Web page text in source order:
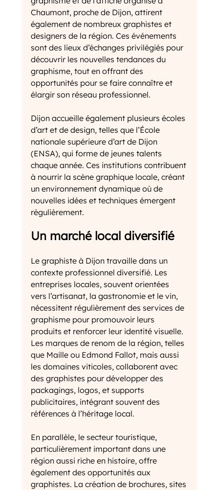
Chaumont, proche de Dijon, attirent
également de nombreux graphistes et
designers de la région. Ces événements
sont des lieux d’échanges privilégiés pour
découvrir les nouvelles tendances du
graphisme, tout en offrant des
opportunités pour se faire connaître et
élargir son réseau professionnel.
Dijon accueille également plusieurs écoles
d’art et de design, telles que l’École
nationale supérieure d’art de Dijon
(ENSA), qui forme de jeunes talents
chaque année. Ces institutions contribuent
à nourrir la scène graphique locale, créant
un environnement dynamique où de
nouvelles idées et techniques émergent
régulièrement.
Un marché local diversifié
Le graphiste à Dijon travaille dans un
contexte professionnel diversifié. Les
entreprises locales, souvent orientées
vers l’artisanat, la gastronomie et le vin,
nécessitent régulièrement des services de
graphisme pour promouvoir leurs
produits et renforcer leur identité visuelle.
Les marques de renom de la région, telles
que Maille ou Edmond Fallot, mais aussi
les domaines viticoles, collaborent avec
des graphistes pour développer des
packagings, logos, et supports
publicitaires, intégrant souvent des
références à l’héritage local.
En parallèle, le secteur touristique,
particulièrement important dans une
région aussi riche en histoire, offre
également des opportunités aux
graphistes. La création de brochures, sites